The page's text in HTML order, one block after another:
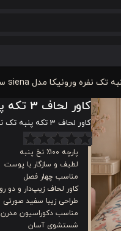
کاور لحاف 3 تکه پنبه تک نفره ورونیکا مدل siena سفید صورتی
کاور لحاف 3 تکه پنبه تک نفره ورونیکا مدل siena سفید صورتی
پارچه ۱۰۰٪ نخ پنبه
لطیف و سازگار با پوست
مناسب چهار فصل
کاور لحاف زیپ‌دار و دو رو
طراحی زیبا سفید صورتی
مناسب دکوراسیون مدرن
شستشوی آسان